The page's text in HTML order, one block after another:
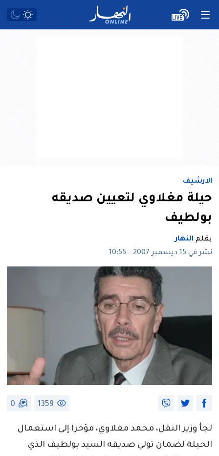
الأرشيف
حيلة مغلاوي لتعيين صديقه
بولطيف
بقلم النهار
نشر في 15 ديسمبر 2007 - 10:55
1359
0
لجأ وزير النقل، محمد مغلاوي، مؤخرا إلى استعمال
الحيلة لضمان تولي صديقه السيد بولطيف الذي